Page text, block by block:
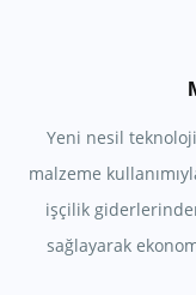
Yeni nesil
malzeme
işçilik
sağlayarak